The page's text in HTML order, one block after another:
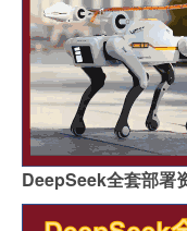
DeepSeek全套部署